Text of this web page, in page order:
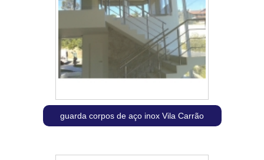
guarda corpos de aço inox Vila Carrão